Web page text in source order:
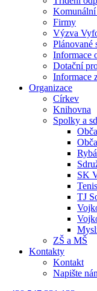
Firmy
Výzva
Plánované
Informace
Dotační
Informace
Organizace
Církev
Knihovna
Spolky a
SK
TJ
ZŠ a MŠ
Kontakty
Kontakt
Napište